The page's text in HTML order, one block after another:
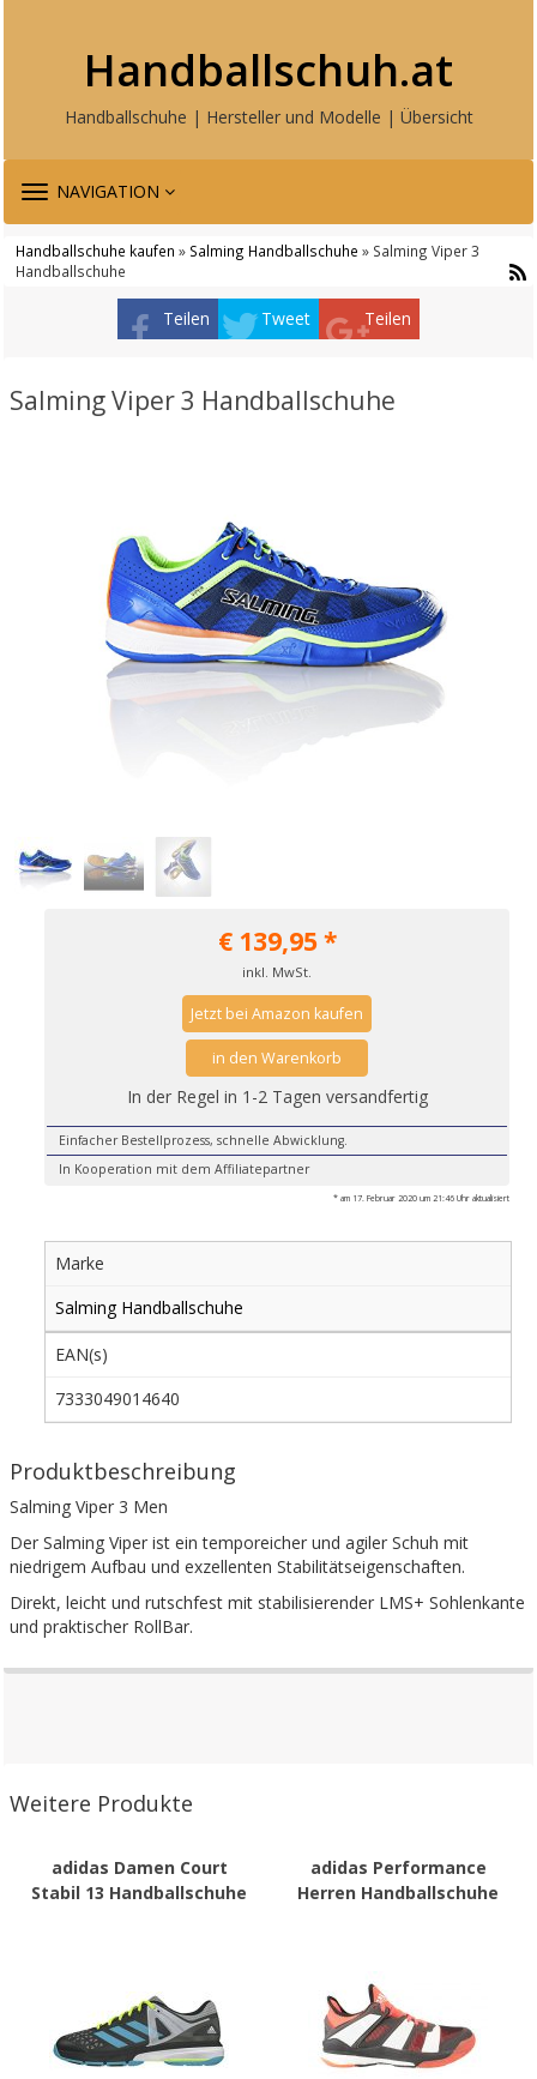
Handballschuh.at
Handballschuhe | Hersteller und Modelle | Übersicht
TOGGLE
NAVIGATION
Handballschuhe kaufen » Salming Handballschuhe » Salming Viper 3
Handballschuhe
Teilen Tweet Teilen
Salming Viper 3 Handballschuhe
€139,95*
inkl. MwSt.
Jetzt bei Amazon kaufen
in den Warenkorb
In der Regel in 1-2 Tagen versandfertig
Einfacher Bestellprozess, schnelle Abwicklung.
In Kooperation mit dem Affiliatepartner
* am 17. Februar 2020 um 21:46 Uhr aktualisiert
Marke
Salming Handballschuhe
EAN(s)
7333049014640
Produktbeschreibung
Salming Viper 3 Men
Der Salming Viper ist ein temporeicher und agiler Schuh mit
niedrigem Aufbau und exzellenten Stabilitätseigenschaften.
Direkt, leicht und rutschfest mit stabilisierender LMS+ Sohlenkante
und praktischer RollBar.
Weitere Produkte
adidas Damen Court
Stabil 13 Handballschuhe
adidas Performance
Herren Handballschuhe